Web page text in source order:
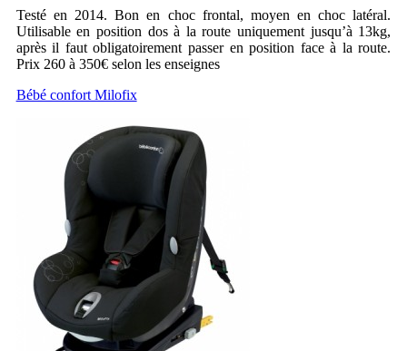
Testé en 2014. Bon en choc frontal, moyen en choc latéral.
Utilisable en position dos à la route uniquement jusqu’à 13kg,
après il faut obligatoirement passer en position face à la route.
Prix 260 à 350€ selon les enseignes
Bébé confort Milofix